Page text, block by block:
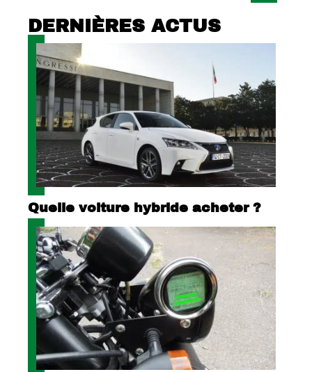
DERNIÈRES ACTUS
Quelle voiture hybride acheter ?